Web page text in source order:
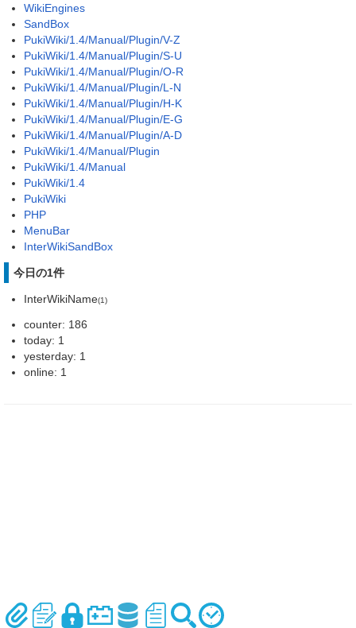
WikiEngines
SandBox
PukiWiki/1.4/Manual/Plugin/V-Z
PukiWiki/1.4/Manual/Plugin/S-U
PukiWiki/1.4/Manual/Plugin/O-R
PukiWiki/1.4/Manual/Plugin/L-N
PukiWiki/1.4/Manual/Plugin/H-K
PukiWiki/1.4/Manual/Plugin/E-G
PukiWiki/1.4/Manual/Plugin/A-D
PukiWiki/1.4/Manual/Plugin
PukiWiki/1.4/Manual
PukiWiki/1.4
PukiWiki
PHP
MenuBar
InterWikiSandBox
今日の1件
InterWikiName(1)
counter: 186
today: 1
yesterday: 1
online: 1